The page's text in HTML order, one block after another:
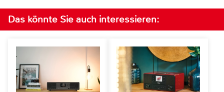
Das könnte Sie auch interessieren: